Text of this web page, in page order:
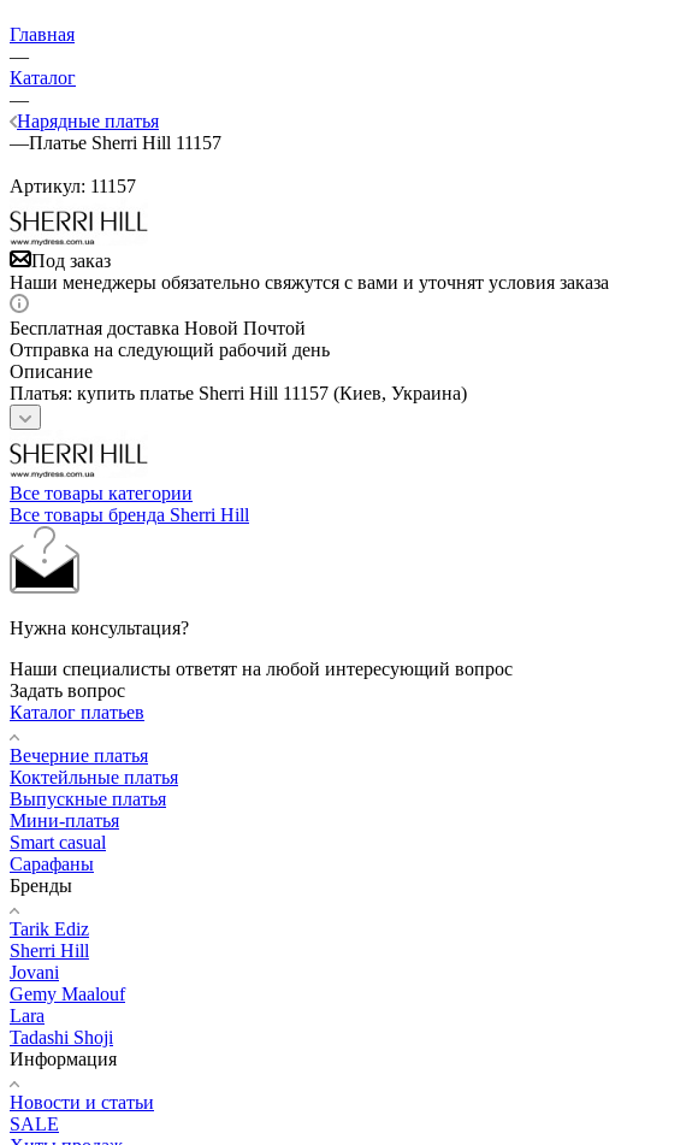
Главная
—
Каталог
—
Нарядные платья
—Платье Sherri Hill 11157
Артикул: 11157
Под заказ
Наши менеджеры обязательно свяжутся с вами и уточнят условия заказа
Бесплатная доставка Новой Почтой
Отправка на следующий рабочий день
Описание
Платья: купить платье Sherri Hill 11157 (Киев, Украина)
Все товары категории
Все товары бренда Sherri Hill
Нужна консультация?
Наши специалисты ответят на любой интересующий вопрос
Задать вопрос
Каталог платьев
Вечерние платья
Коктейльные платья
Выпускные платья
Мини-платья
Smart casual
Сарафаны
Бренды
Tarik Ediz
Sherri Hill
Jovani
Gemy Maalouf
Lara
Tadashi Shoji
Информация
Новости и статьи
SALE